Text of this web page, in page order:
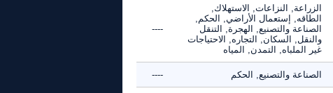
الزراعة, النزاعات, الاستهلاك,
الطاقه, إستعمال الأراضي, الحكم,
الصناعة والتصنيع, الهجرة, التنقل
والنقل, السكان, التجاره, الاحتياجات
غير الملباه, التمدن, المياه
----
الصناعة والتصنيع, الحكم ----